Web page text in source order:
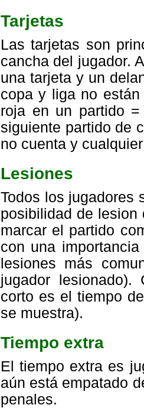
Tarjetas
Las tarjetas son
cancha del jugador.
una tarjeta y un
copa y liga no
roja en un partido
siguiente partido de
no cuenta y
Lesiones
Todos los jugadores
posibilidad de
marcar el partido
con una
lesiones más
jugador
corto es el tiempo
se muestra).
Tiempo extra
El tiempo extra es
aún está empatado
penales.